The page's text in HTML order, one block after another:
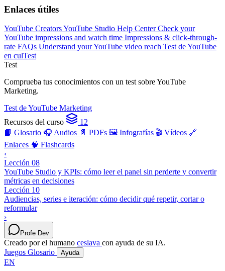
Enlaces útiles
YouTube CreatorsYouTube Studio Help CenterCheck your
YouTube impressions and watch time Impressions & click-through-
rate FAQs Understand your YouTube video reach Test de YouTube
en culTest
Test
Comprueba tus conocimientos con un test sobre YouTube
Marketing.
Test de YouTube Marketing
Recursos del curso
12
📘 Glosario 🎧 Audios 📄 PDFs 🖼️ Infografías 🎬 Vídeos 🔗
Enlaces 🧠 Flashcards
‹
Lección 08
YouTube Studio y KPIs: cómo leer el panel sin perderte y convertir
métricas en decisiones
Lección 10
Audiencias, series e iteración: cómo decidir qué repetir, cortar o
reformular
›
Profe Dev
Creado por el humano ceslava con ayuda de su IA.
Juegos Glosario Ayuda
EN